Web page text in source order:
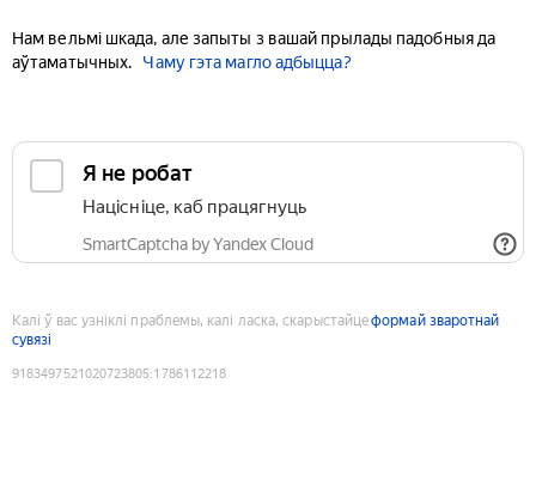
Нам вельмі шкада, але запыты з вашай прылады падобныя да
аўтаматычных.
Чаму гэта магло адбыцца?
Я не робат
Націсніце, каб працягнуць
SmartCaptcha by Yandex Cloud
Калі ў вас узніклі праблемы, калі ласка, скарыстайцеформай зваротнай
сувязі
9183497521020723805:1786112218